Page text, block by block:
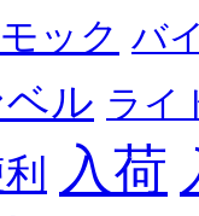
ック バ
ル ライ
入荷